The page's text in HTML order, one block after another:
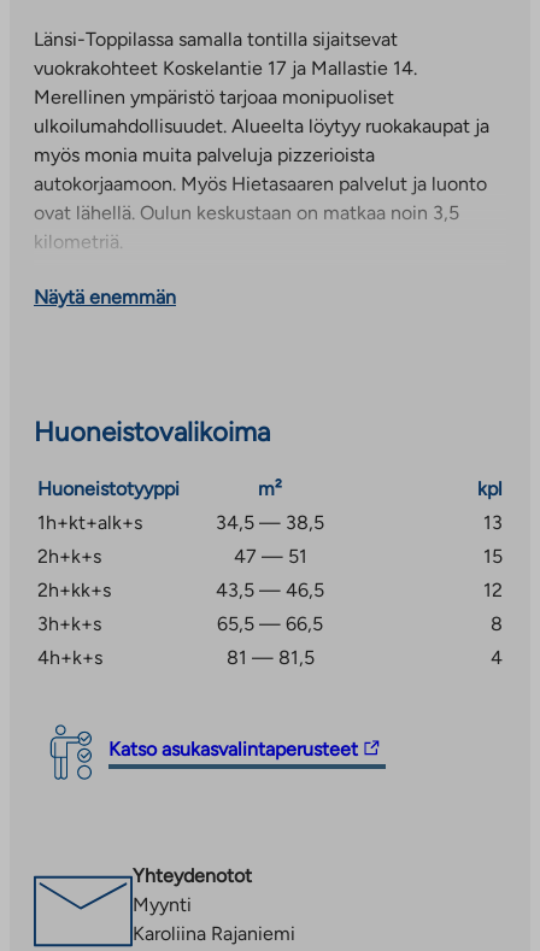
Länsi-Toppilassa samalla tontilla sijaitsevat
vuokrakohteet Koskelantie 17 ja Mallastie 14.
Merellinen ympäristö tarjoaa monipuoliset
ulkoilumahdollisuudet. Alueelta löytyy ruokakaupat ja
myös monia muita palveluja pizzerioista
autokorjaamoon. Myös Hietasaaren palvelut ja luonto
ovat lähellä. Oulun keskustaan on matkaa noin 3,5
kilometriä.
Kyseessä on arava- ja korkotukikohde, asukasvalinnassa
Näytä enemmän
Huoneistovalikoima
Huoneistotyyppi m²
kpl
1h+kt+alk+s
34,5 — 38,5
13
2h+k+s
47 — 51
15
2h+kk+s
43,5 — 46,5
12
3h+k+s
65,5 — 66,5
8
4h+k+s
81 — 81,5 4
Katso asukasvalintaperusteet
Linkki
vie
Linkki
aukeaa
uuteen
Yhteydenotot
Myynti
Karoliina Rajaniemi